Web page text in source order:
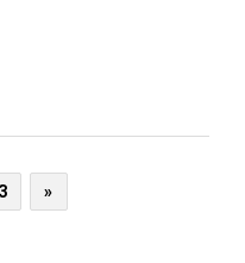
3 »